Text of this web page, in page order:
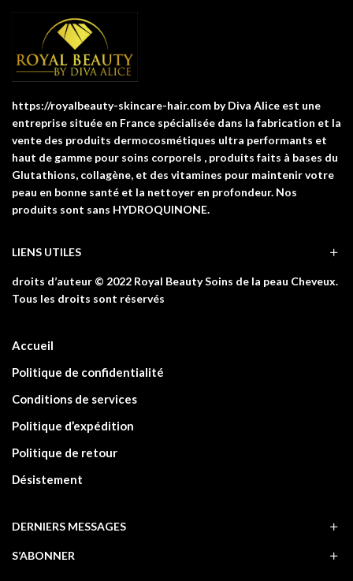
https://royalbeauty-skincare-hair.com by Diva Alice est une
entreprise située en France spécialisée dans la fabrication et la
vente des produits dermocosmétiques ultra performants et
haut de gamme pour soins corporels , produits faits à bases du
Glutathions, collagène, et des vitamines pour maintenir votre
peau en bonne santé et la nettoyer en profondeur. Nos
produits sont sans HYDROQUINONE.
LIENS UTILES
droits d’auteur © 2022 Royal Beauty Soins de la peau Cheveux.
Tous les droits sont réservés
Accueil
Politique de confidentialité
Conditions de services
Politique d’expédition
Politique de retour
Désistement
DERNIERS MESSAGES
S’ABONNER